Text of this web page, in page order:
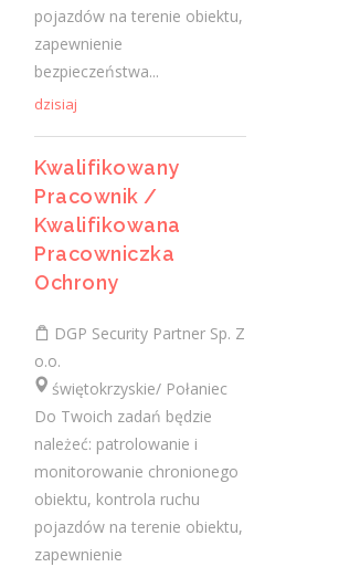
Lekarz Specjalista (Nefrolog
/ Internista) (K/M/N)
Fresenius Medical Care Polska S.A.
świętokrzyskie/ Jędrzejów, Stacja Dializ
Opis stanowiska: Kompleksowa opieka nad
pacjentami z chorobami nerek - od
wczesnych stadiów przewlekłej choroby
nerek, przez schyłkową niewydolność...
Więcej ofert pracy
Praca
pojazdów na terenie obiektu,
zapewnienie
bezpieczeństwa...
dzisiaj
Kwalifikowany
Pracownik /
Kwalifikowana
Pracowniczka
Ochrony
DGP Security Partner Sp. Z
o.o.
świętokrzyskie/ Połaniec
Do Twoich zadań będzie
należeć: patrolowanie i
monitorowanie chronionego
obiektu, kontrola ruchu
pojazdów na terenie obiektu,
zapewnienie